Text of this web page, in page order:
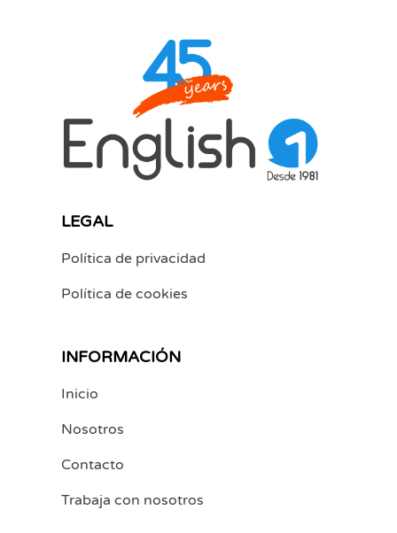
LEGAL
Política de privacidad
Política de cookies
INFORMACIÓN
Inicio
Nosotros
Contacto
Trabaja con nosotros